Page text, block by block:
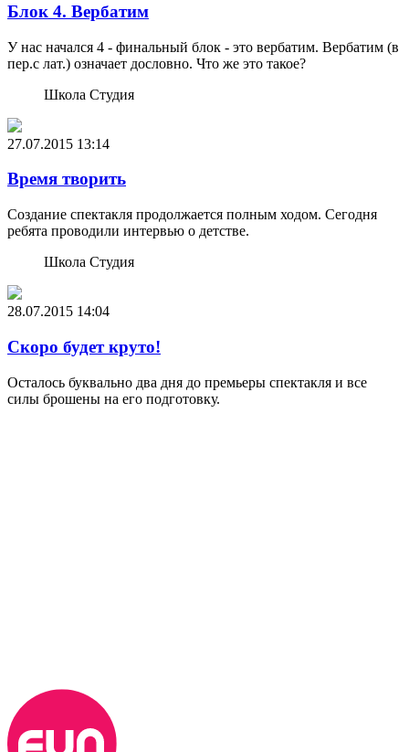
Блок 4. Вербатим
У нас начался 4 - финальный блок - это вербатим. Вербатим (в
пер.с лат.) означает дословно. Что же это такое?
Школа Студия
27.07.2015 13:14
Время творить
Создание спектакля продолжается полным ходом. Сегодня
ребята проводили интервью о детстве.
Школа Студия
28.07.2015 14:04
Скоро будет круто!
Осталось буквально два дня до премьеры спектакля и все
силы брошены на его подготовку.